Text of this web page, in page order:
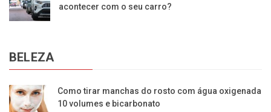
acontecer com o seu carro?
BELEZA
Como tirar manchas do rosto com água oxigenada
10 volumes e bicarbonato